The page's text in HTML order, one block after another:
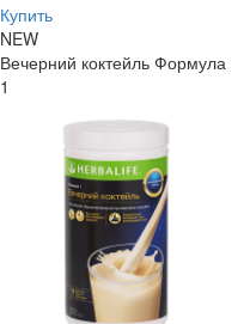
Купить
NEW
Вечерний коктейль Формула
1